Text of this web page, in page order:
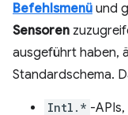
Befehlsmenü und
Sensoren
ausgeführt haben,
Standardschema.
Intl.* -APIs,